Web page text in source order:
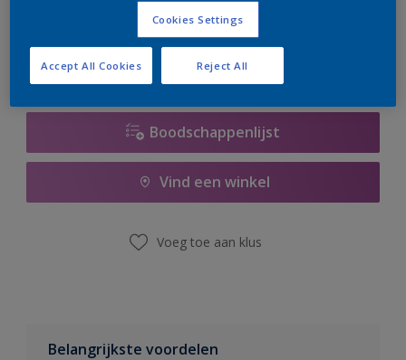
er hard aan om de voorraad aan te vullen.
Boodschappenlijst
Vind een winkel
Voeg toe aan klus
Belangrijkste voordelen
Cookies Settings
Reject All
Accept All Cookies